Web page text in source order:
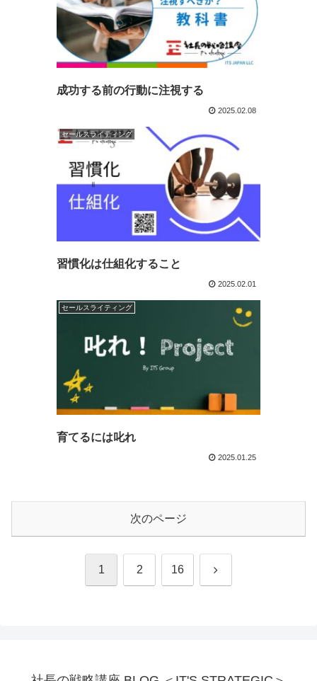
成功する前の行動に注視する
2025.02.08
セールスライティング
習慣化は仕組化すること
2025.02.01
セールスライティング
育てるには叱れ
2025.01.25
次のページ
1 2 16 次